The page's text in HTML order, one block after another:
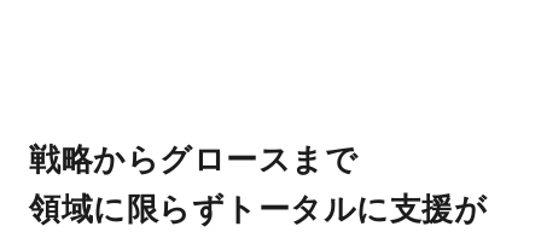
戦略からグロースまで
領域に限らずトータルに支援が